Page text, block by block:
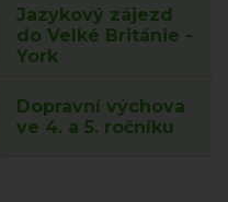
Jazykový zájezd
do Velké Británie -
York
Dopravní výchova
ve 4. a 5. ročníku